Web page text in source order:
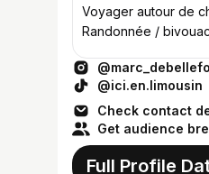
Voyager autour de
Randonnée /
@ici.en.limousin
Check contact
Get audience
Full Profile